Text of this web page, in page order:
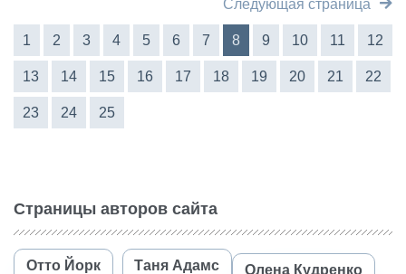
Следующая страница
1 2 3 4 5 6 7 8 9 10 11 12
13 14 15 16 17 18 19 20 21 22
23 24 25
Страницы авторов сайта
Отто Йорк Таня Адамс Олена Кудренко